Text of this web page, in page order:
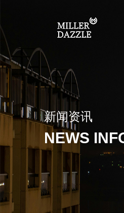
新闻资讯
NEWS